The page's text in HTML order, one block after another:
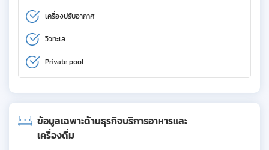
เครื่องปรับอากาศ
วิวทะเล
Private pool
ข้อมูลเฉพาะด้านธุรกิจบริการอาหารและ
เครื่องดื่ม